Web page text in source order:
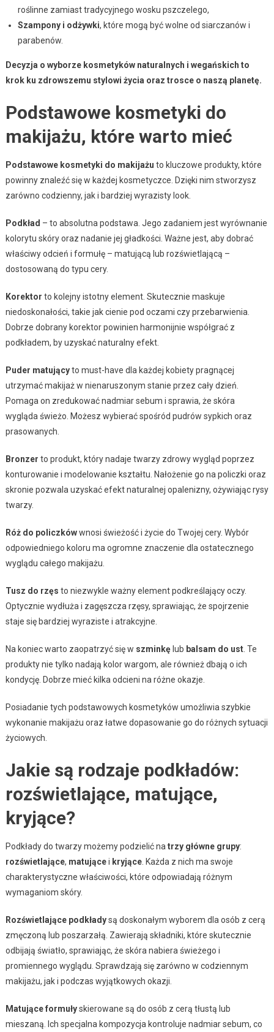
roślinne zamiast tradycyjnego wosku pszczelego,
Szampony i odżywki, które mogą być wolne od siarczanów i
parabenów.
Decyzja o wyborze kosmetyków naturalnych i wegańskich to
krok ku zdrowszemu stylowi życia oraz trosce o naszą planetę.
Podstawowe kosmetyki do
makijażu, które warto mieć
Podstawowe kosmetyki do makijażu to kluczowe produkty, które
powinny znaleźć się w każdej kosmetyczce. Dzięki nim stworzysz
zarówno codzienny, jak i bardziej wyrazisty look.
Podkład – to absolutna podstawa. Jego zadaniem jest wyrównanie
kolorytu skóry oraz nadanie jej gładkości. Ważne jest, aby dobrać
właściwy odcień i formułę – matującą lub rozświetlającą –
dostosowaną do typu cery.
Korektor to kolejny istotny element. Skutecznie maskuje
niedoskonałości, takie jak cienie pod oczami czy przebarwienia.
Dobrze dobrany korektor powinien harmonijnie współgrać z
podkładem, by uzyskać naturalny efekt.
Puder matującyto must-have dla każdej kobiety pragnącej
utrzymać makijaż w nienaruszonym stanie przez cały dzień.
Pomaga on zredukować nadmiar sebum i sprawia, że skóra
wygląda świeżo. Możesz wybierać spośród pudrów sypkich oraz
prasowanych.
Bronzer to produkt, który nadaje twarzy zdrowy wygląd poprzez
konturowanie i modelowanie kształtu. Nałożenie go na policzki oraz
skronie pozwala uzyskać efekt naturalnej opalenizny, ożywiając rysy
twarzy.
Róż do policzkówwnosi świeżość i życie do Twojej cery. Wybór
odpowiedniego koloru ma ogromne znaczenie dla ostatecznego
wyglądu całego makijażu.
Tusz do rzęs to niezwykle ważny element podkreślający oczy.
Optycznie wydłuża i zagęszcza rzęsy, sprawiając, że spojrzenie
staje się bardziej wyraziste i atrakcyjne.
Na koniec warto zaopatrzyć się w szminkęlub balsam do ust. Te
produkty nie tylko nadają kolor wargom, ale również dbają o ich
kondycję. Dobrze mieć kilka odcieni na różne okazje.
Posiadanie tych podstawowych kosmetyków umożliwia szybkie
wykonanie makijażu oraz łatwe dopasowanie go do różnych sytuacji
życiowych.
Jakie są rodzaje podkładów:
rozświetlające, matujące,
kryjące?
Podkłady do twarzy możemy podzielić na trzy główne grupy:
rozświetlające, matującei kryjące. Każda z nich ma swoje
charakterystyczne właściwości, które odpowiadają różnym
wymaganiom skóry.
Rozświetlające podkładysą doskonałym wyborem dla osób z cerą
zmęczoną lub poszarzałą. Zawierają składniki, które skutecznie
odbijają światło, sprawiając, że skóra nabiera świeżego i
promiennego wyglądu. Sprawdzają się zarówno w codziennym
makijażu, jak i podczas wyjątkowych okazji.
Matujące formułyskierowane są do osób z cerą tłustą lub
mieszaną. Ich specjalna kompozycja kontroluje nadmiar sebum, co